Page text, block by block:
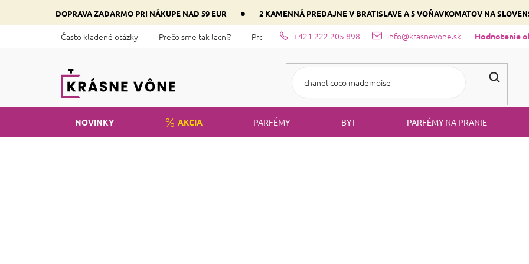
obsah
DOPRAVA ZADARMO PRI NÁKUPE NAD 59 EUR • 2 KAMENNÁ PREDAJNE V BRATISLAVE A 5 VOŇAVKOMATOV NA
+421 222 205 898 info@krasnevone.sk Hodnotenie
Často kladené otázky Prečo sme tak lacní? Predajne Zloženie parfémov a druhy vôní Vyberte si podľa
NOVINKY AKCIA PARFÉMY BYT PARFÉMY NA PRANIE